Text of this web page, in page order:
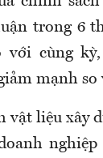
trong 6
với cùng
mạnh so
vật liệu xây